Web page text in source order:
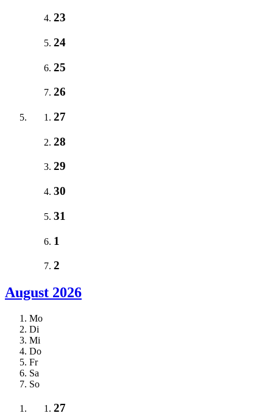
23
24
25
26
27
28
29
30
31
1
2
August 2026
Mo
Di
Mi
Do
Fr
Sa
So
27